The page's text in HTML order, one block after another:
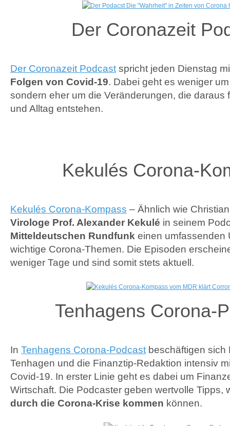
Der Coronazeit
Der Coronazeit Podcast spricht jeden Dienstag
Folgen von Covid-19. Dabei geht es weniger
sondern eher um die Veränderungen, die daraus
und Alltag entstehen.
Kekulés Corona-
Kekulés Corona-Kompass – Ähnlich wie
Virologe Prof. Alexander Kekulé in seinem
Mitteldeutschen Rundfunk einen umfassenden
wichtige Corona-Themen. Die Episoden
weniger Tage und sind somit stets aktuell.
Tenhagens Corona-
In Tenhagens Corona-Podcast beschäftigen sich
Tenhagen und die Finanztip-Redaktion intensiv
Covid-19. In erster Linie geht es dabei um
Wirtschaft. Die Podcaster geben wertvolle Tipps,
durch die Corona-Krise kommen können.